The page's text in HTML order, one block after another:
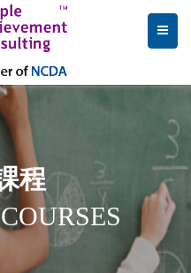
程